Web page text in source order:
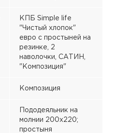
КПБ Simple life
"Чистый хлопок"
евро с простыней на
резинке, 2
наволочки, САТИН,
"Композиция"
Композиция
Пододеяльник на
молнии 200х220;
простыня